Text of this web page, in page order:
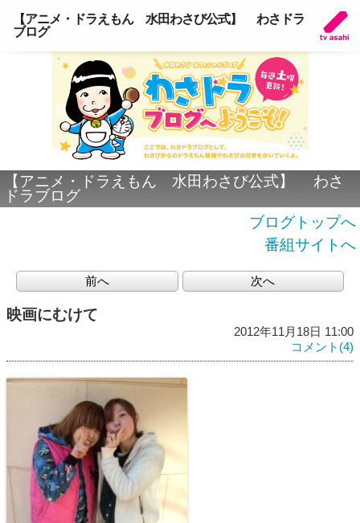
【アニメ・ドラえもん 水田わさび公式】 わさドラ
ブログ
【アニメ・ドラえもん 水田わさび公式】 わさ
ドラブログ
ブログトップへ
番組サイトへ
前へ 次へ
映画にむけて
2012年11月18日 11:00
コメント(4)